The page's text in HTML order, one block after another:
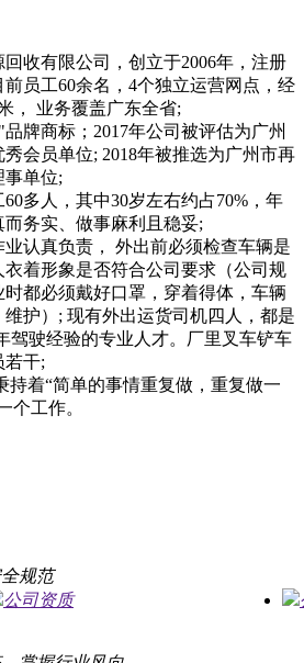
收有限公司，创立于2006年，注册
前员工60余名，4个独立运营网点，经
， 业务覆盖广东全省;
牌商标；2017年公司被评估为广州
会员单位; 2018年被推选为广州市再
事单位;
多人，其中30岁左右约占70%，年
务实、做事麻利且稳妥;
认真负责， 外出前必须检查车辆是
着形象是否符合公司要求（公司规
都必须戴好口罩，穿着得体，车辆
护）; 现有外出运货司机四人，都是
驾驶经验的专业人才。厂里叉车铲车
若干;
持着“简单的事情重复做，重复做一
个工作。
规范
公司资质